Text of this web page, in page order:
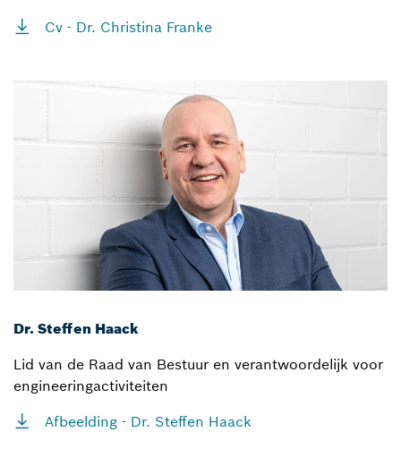
Cv - Dr. Christina Franke
Dr. Steffen Haack
Lid van de Raad van Bestuur en verantwoordelijk voor
engineeringactiviteiten
Afbeelding - Dr. Steffen Haack